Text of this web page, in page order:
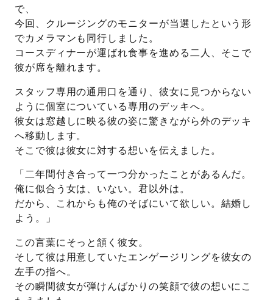
で、
今回、クルージングのモニターが当選したという形
でカメラマンも同行しました。
コースディナーが運ばれ食事を進める二人、そこで
彼が席を離れます。
スタッフ専用の通用口を通り、彼女に見つからない
ように個室についている専用のデッキへ。
彼女は窓越しに映る彼の姿に驚きながら外のデッキ
へ移動します。
そこで彼は彼女に対する想いを伝えました。
「二年間付き合って一つ分かったことがあるんだ。
俺に似合う女は、いない。君以外は。
だから、これからも俺のそばにいて欲しい。結婚し
よう。」
この言葉にそっと頷く彼女。
そして彼は用意していたエンゲージリングを彼女の
左手の指へ。
その瞬間彼女が弾けんばかりの笑顔で彼の想いにこ
場所
言葉
エピソード
I-PRIMO公式オンラインショップ